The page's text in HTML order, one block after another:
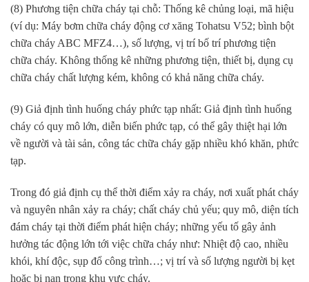
(8) Phương tiện chữa cháy tại chỗ: Thống kê chủng loại, mã hiệu
(ví dụ: Máy bơm chữa cháy động cơ xăng Tohatsu V52; bình bột
chữa cháy ABC MFZ4…), số lượng, vị trí bố trí phương tiện
chữa cháy. Không thống kê những phương tiện, thiết bị, dụng cụ
chữa cháy chất lượng kém, không có khả năng chữa cháy.
(9) Giả định tình huống cháy phức tạp nhất: Giả định tình huống
cháy có quy mô lớn, diễn biến phức tạp, có thể gây thiệt hại lớn
về người và tài sản, công tác chữa cháy gặp nhiều khó khăn, phức
tạp.
Trong đó giả định cụ thể thời điểm xảy ra cháy, nơi xuất phát cháy
và nguyên nhân xảy ra cháy; chất cháy chủ yếu; quy mô, diện tích
đám cháy tại thời điểm phát hiện cháy; những yếu tố gây ảnh
hưởng tác động lớn tới việc chữa cháy như: Nhiệt độ cao, nhiều
khói, khí độc, sụp đổ công trình…; vị trí và số lượng người bị kẹt
hoặc bị nạn trong khu vực cháy.